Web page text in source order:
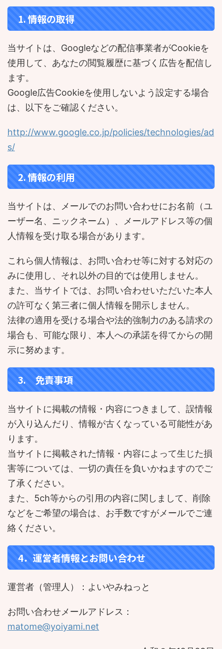
1. 情報の取得
当サイトは、Googleなどの配信事業者がCookieを
使用して、あなたの閲覧履歴に基づく広告を配信し
ます。
Google広告Cookieを使用しないよう設定する場合
は、以下をご確認ください。
http://www.google.co.jp/policies/technologies/ad
s/
2. 情報の利用
当サイトは、メールでのお問い合わせにお名前（ユ
ーザー名、ニックネーム）、メールアドレス等の個
人情報を受け取る場合があります。
これら個人情報は、お問い合わせ等に対する対応の
みに使用し、それ以外の目的では使用しません。
また、当サイトでは、お問い合わせいただいた本人
の許可なく第三者に個人情報を開示しません。
法律の適用を受ける場合や法的強制力のある請求の
場合も、可能な限り、本人への承諾を得てからの開
示に努めます。
3. 免責事項
当サイトに掲載の情報・内容につきまして、誤情報
が入り込んだり、情報が古くなっている可能性があ
ります。
当サイトに掲載された情報・内容によって生じた損
害等については、一切の責任を負いかねますのでご
了承ください。
また、5ch等からの引用の内容に関しまして、削除
などをご希望の場合は、お手数ですがメールでご連
絡ください。
4．運営者情報とお問い合わせ
運営者（管理人）：よいやみねっと
お問い合わせメールアドレス：
matome@yoiyami.net